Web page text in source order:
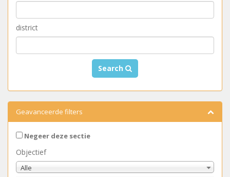
district
Search
Geavanceerde filters
Negeer deze sectie
Objectief
Alle